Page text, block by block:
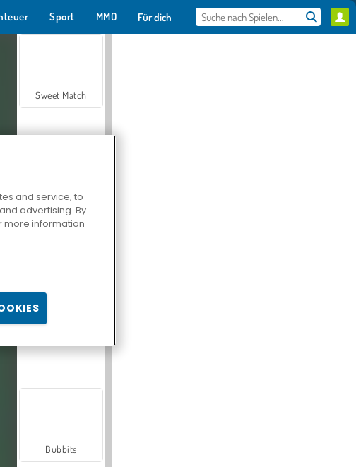
Sport MMO Für dich
Sweet Match
Zen Solitaire
Bubbits
and service, to
advertising. By
more information